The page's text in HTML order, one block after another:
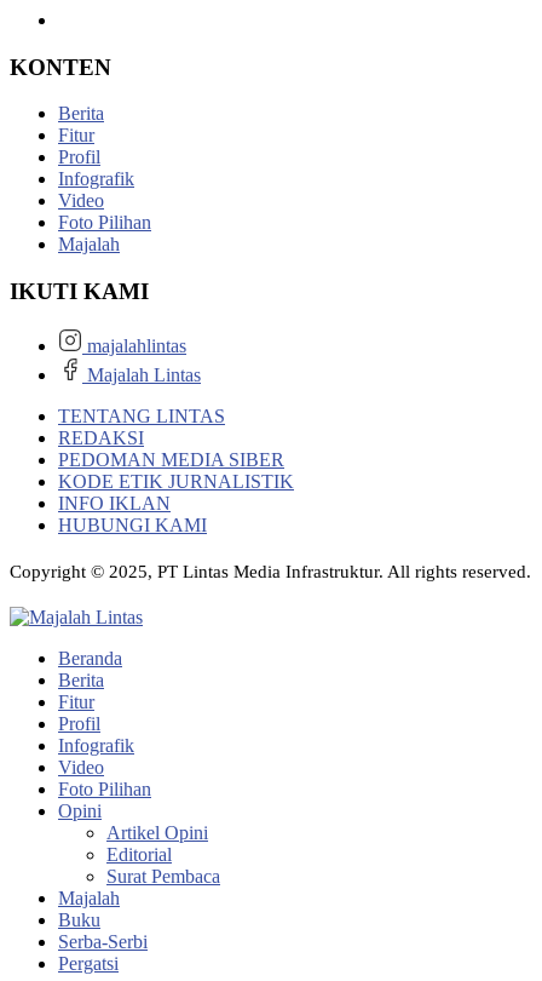
KONTEN
Berita
Fitur
Profil
Infografik
Video
Foto Pilihan
Majalah
IKUTI KAMI
majalahlintas
Majalah Lintas
TENTANG LINTAS
REDAKSI
PEDOMAN MEDIA SIBER
KODE ETIK JURNALISTIK
INFO IKLAN
HUBUNGI KAMI
Copyright © 2025, PT Lintas Media Infrastruktur. All rights reserved.
Beranda
Berita
Fitur
Profil
Infografik
Video
Foto Pilihan
Opini
Artikel Opini
Editorial
Surat Pembaca
Majalah
Buku
Serba-Serbi
Pergatsi